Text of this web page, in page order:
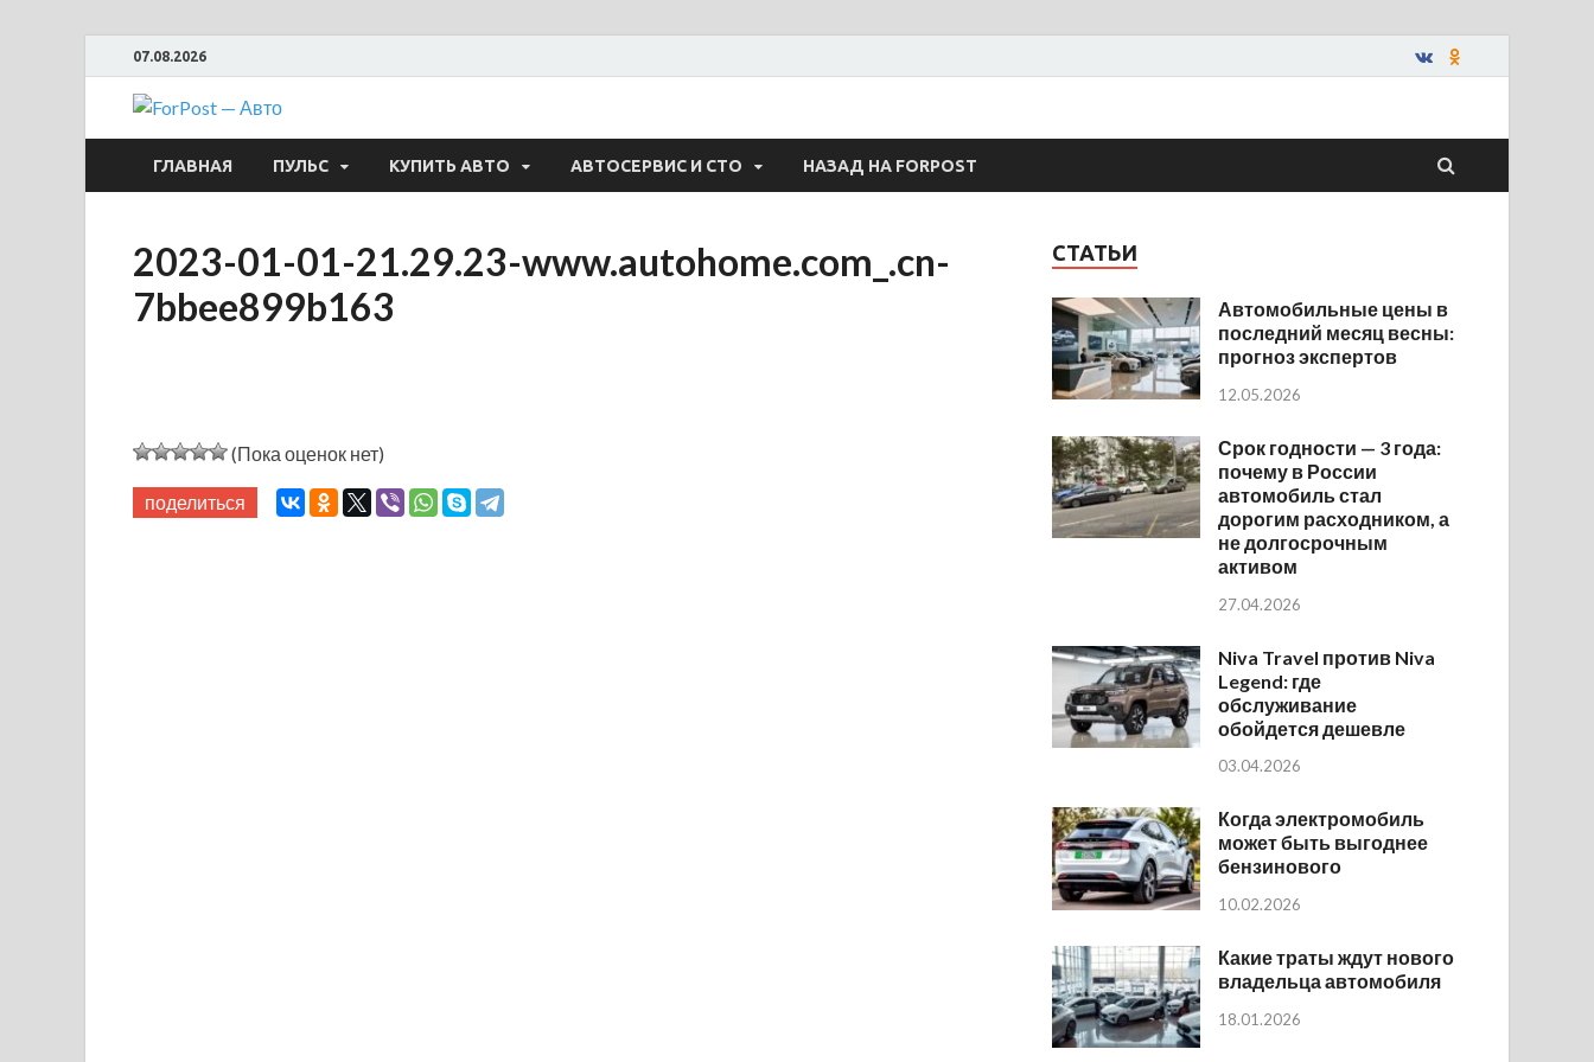
07.08.2026
ForPost — Авто
ГЛАВНАЯ ПУЛЬС КУПИТЬ АВТО АВТОСЕРВИС И СТО НАЗАД НА FORPOST
2023-01-01-21.29.23-www.autohome.com_.cn-
7bbee899b163
(Пока оценок нет)
поделиться
СТАТЬИ
Автомобильные цены в
последний месяц весны:
прогноз экспертов
12.05.2026
Срок годности — 3 года:
почему в России
автомобиль стал
дорогим расходником, а
не долгосрочным
активом
27.04.2026
Niva Travel против Niva
Legend: где
обслуживание
обойдется дешевле
03.04.2026
Когда электромобиль
может быть выгоднее
бензинового
10.02.2026
Какие траты ждут нового
владельца автомобиля
18.01.2026